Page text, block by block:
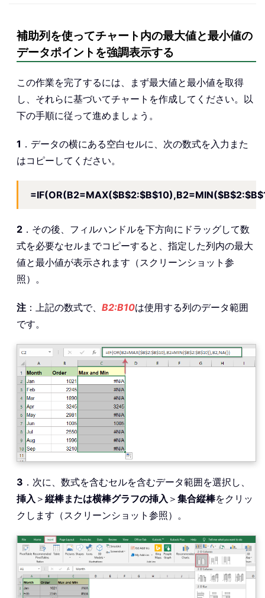
補助列を使ってチャート内の最大値と最小値の
データポイントを強調表示する
この作業を完了するには、まず最大値と最小値を取得
し、それらに基づいてチャートを作成してください。以
下の手順に従って進めましょう。
1 ．データの横にある空白セルに、次の数式を入力また
はコピーしてください。
2 ．その後、フィルハンドルを下方向にドラッグして数
式を必要なセルまでコピーすると、指定した列内の最大
値と最小値が表示されます（スクリーンショット参
照）。
注 ：上記の数式で、 B2:B10は使用する列のデータ範囲
です。
3 ．次に、数式を含むセルを含むデータ範囲を選択し、
挿入 ＞ 縦棒または横棒グラフの挿入 ＞ 集合縦棒をクリッ
クします（スクリーンショット参照）。